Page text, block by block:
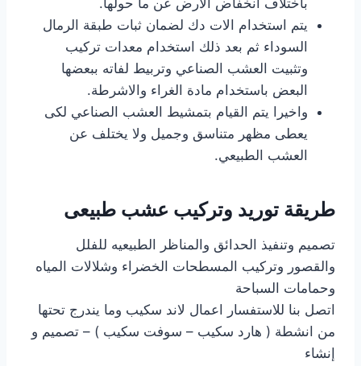
باختلاف انخفاض الأرض عن ما حولها.
يتم استخدام الات دك لضمان ثبات طبقة الرمال
السوداء ثم بعد ذلك استخدام معدات تركيب
وتثبيت العشب الصناعي وتربيط لفاته ببعضها
البعض باستخدام مادة الغراء والاشرطة.
واخيرا يتم القيام بتمشيط العشب الصناعي لكى
يعطى مظهر متناسق وجميل ولا يختلف عن
العشب الطبيعي.
طريقة توريد وتركيب عشب طبيعى
تصميم وتنفيذ الحدائق والمناظر الطبيعيه للفلل
والقصور وتركيب المسطحات الخضراء وشلالات المياه
وحمامات السباحة
اتصل بنا للاستفسار اعمال لاند سكيب وما يندرج تحتها
من انشطة ( هارد سكيب – سوفت سكيب ) – تصميم و
إنشاء